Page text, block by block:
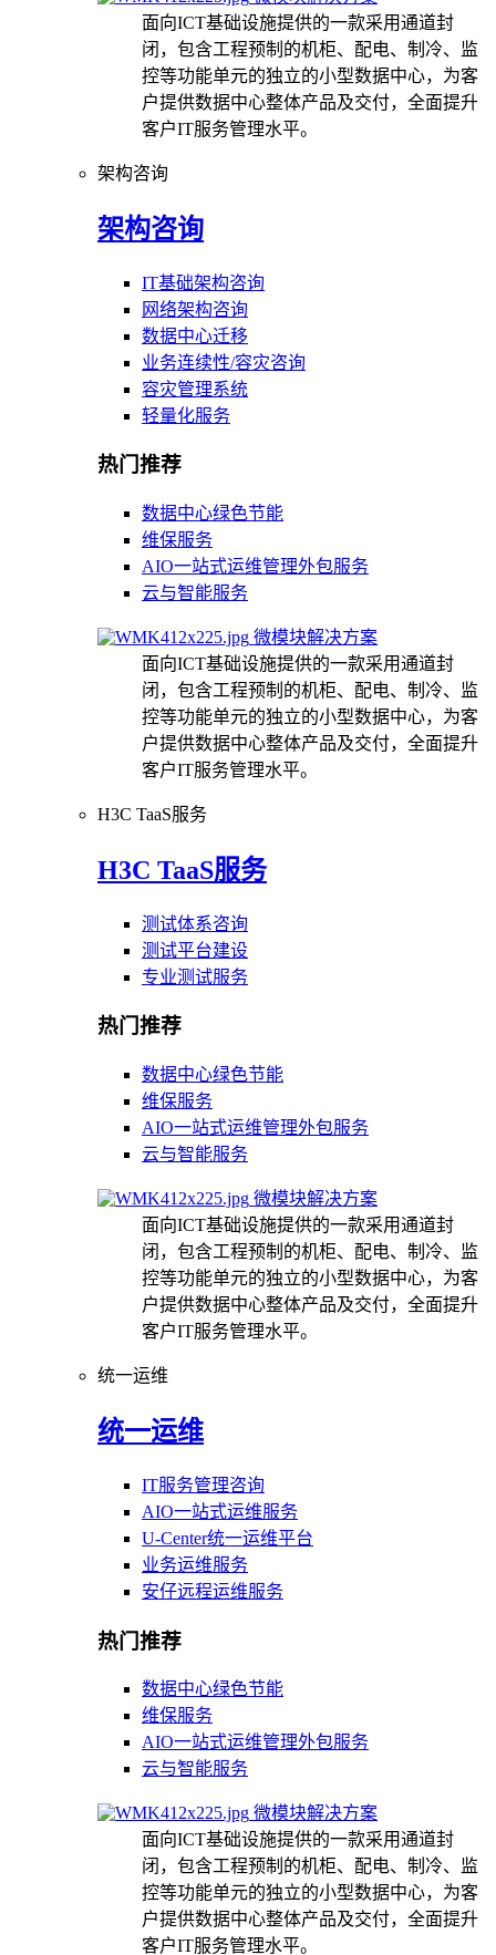
面向ICT基础设施提供的一款采用通道封
闭，包含工程预制的机柜、配电、制冷、监
控等功能单元的独立的小型数据中心，为客
户提供数据中心整体产品及交付，全面提升
客户IT服务管理水平。
架构咨询
架构咨询
IT基础架构咨询
网络架构咨询
数据中心迁移
业务连续性/容灾咨询
容灾管理系统
轻量化服务
热门推荐
数据中心绿色节能
维保服务
AIO一站式运维管理外包服务
云与智能服务
微模块解决方案
面向ICT基础设施提供的一款采用通道封
闭，包含工程预制的机柜、配电、制冷、监
控等功能单元的独立的小型数据中心，为客
户提供数据中心整体产品及交付，全面提升
客户IT服务管理水平。
H3C TaaS服务
H3C TaaS服务
测试体系咨询
测试平台建设
专业测试服务
热门推荐
数据中心绿色节能
维保服务
AIO一站式运维管理外包服务
云与智能服务
微模块解决方案
面向ICT基础设施提供的一款采用通道封
闭，包含工程预制的机柜、配电、制冷、监
控等功能单元的独立的小型数据中心，为客
户提供数据中心整体产品及交付，全面提升
客户IT服务管理水平。
统一运维
统一运维
IT服务管理咨询
AIO一站式运维服务
U-Center统一运维平台
业务运维服务
安仔远程运维服务
热门推荐
数据中心绿色节能
维保服务
AIO一站式运维管理外包服务
云与智能服务
微模块解决方案
面向ICT基础设施提供的一款采用通道封
闭，包含工程预制的机柜、配电、制冷、监
控等功能单元的独立的小型数据中心，为客
户提供数据中心整体产品及交付，全面提升
客户IT服务管理水平。